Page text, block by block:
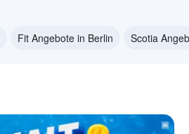
Fit Angebote in Berlin Scotia